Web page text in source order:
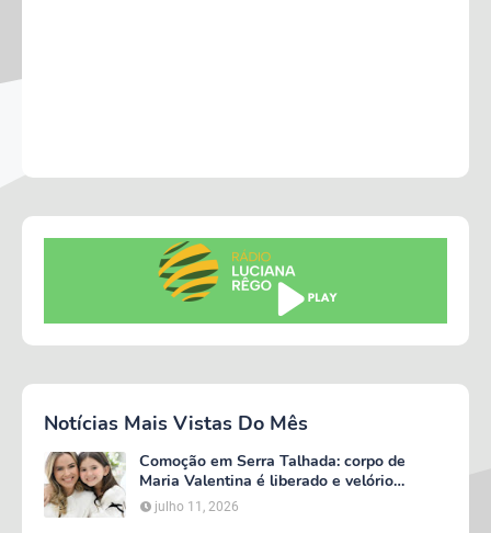
Notícias Mais Vistas Do Mês
Comoção em Serra Talhada: corpo de
Maria Valentina é liberado e velório
começa às 5h deste domingo
julho 11, 2026